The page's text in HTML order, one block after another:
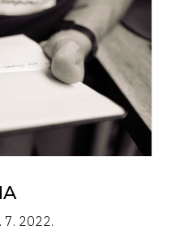
7. 2022.